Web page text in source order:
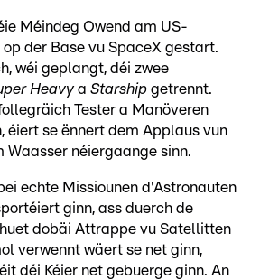
Méindeg Owend am US-
der Base vu SpaceX gestart.
wéi geplangt, déi zwee
Heavya Starship getrennt.
Tester a Manöveren
éiert se ënnert dem Applaus vun
Waasser néiergaange sinn.
echte Missiounen d'Astronauten
ginn, ass duerch de
dobäi Attrappe vu Satellitten
verwennt wäert se net ginn,
déi Kéier net gebuerge ginn. An